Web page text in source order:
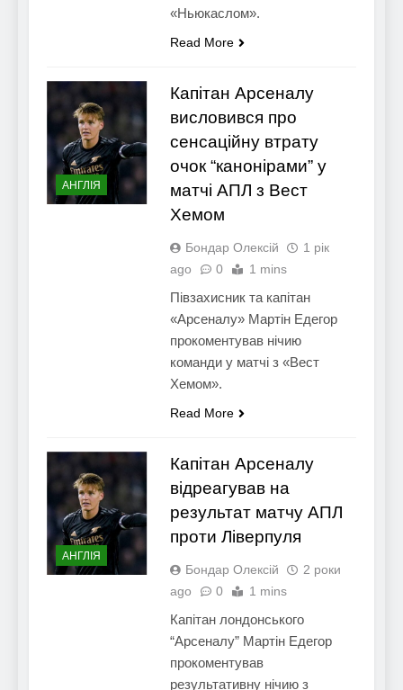
«Ньюкаслом».
Read More
АНГЛІЯ
Капітан Арсеналу
висловився про
сенсаційну втрату
очок “канонірами” у
матчі АПЛ з Вест
Хемом
Бондар Олексій
1 рік
ago
0 1 mins
Півзахисник та капітан
«Арсеналу» Мартін Едегор
прокоментував нічию
команди у матчі з «Вест
Хемом».
Read More
АНГЛІЯ
Капітан Арсеналу
відреагував на
результат матчу АПЛ
проти Ліверпуля
Бондар Олексій
2 роки
ago
0 1 mins
Капітан лондонського
“Арсеналу” Мартін Едегор
прокоментував
результативну нічию з